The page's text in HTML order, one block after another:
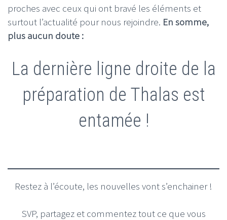
proches avec ceux qui ont bravé les éléments et
surtout l’actualité pour nous rejoindre. En somme,
plus aucun doute :
La dernière ligne droite de la
préparation de Thalas est
entamée !
Restez à l’écoute, les nouvelles vont s’enchainer !
SVP, partagez et commentez tout ce que vous